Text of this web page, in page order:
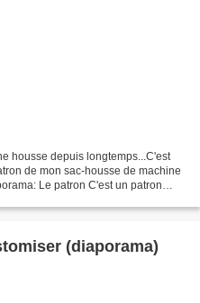
housse depuis longtemps...C'est
de mon sac-housse de machine
Le patron C'est un patron
(diaporama)